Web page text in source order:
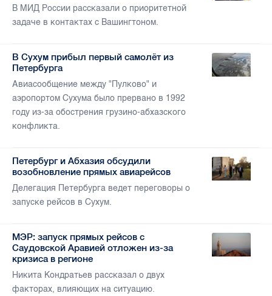
В МИД России рассказали о приоритетной
задаче в контактах с Вашингтоном.
В Сухум прибыл первый самолёт из
Петербурга
Авиасообщение между "Пулково" и
аэропортом Сухума было прервано в 1992
году из-за обострения грузино-абхазского
конфликта.
Петербург и Абхазия обсудили
возобновление прямых авиарейсов
Делегация Петербурга ведет переговоры о
запуске рейсов в Сухум.
МЭР: запуск прямых рейсов с
Саудовской Аравией отложен из-за
кризиса в регионе
Никита Кондратьев рассказал о двух
факторах, влияющих на ситуацию.